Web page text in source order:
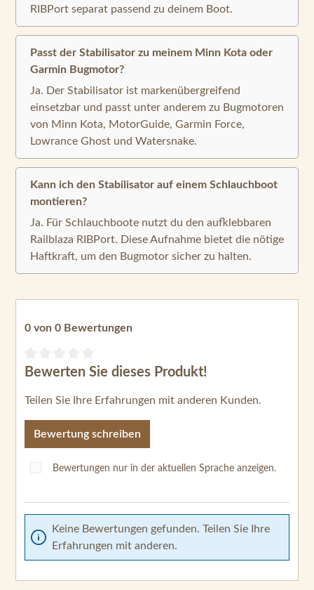
RIBPort separat passend zu deinem Boot.
Passt der Stabilisator zu meinem Minn Kota oder
Garmin Bugmotor?
Ja. Der Stabilisator ist markenübergreifend
einsetzbar und passt unter anderem zu Bugmotoren
von Minn Kota, MotorGuide, Garmin Force,
Lowrance Ghost und Watersnake.
Kann ich den Stabilisator auf einem Schlauchboot
montieren?
Ja. Für Schlauchboote nutzt du den aufklebbaren
Railblaza RIBPort. Diese Aufnahme bietet die nötige
Haftkraft, um den Bugmotor sicher zu halten.
0 von 0 Bewertungen
Durchschnittliche Bewertung von 0 von 5 Sternen
Bewerten Sie dieses Produkt!
Teilen Sie Ihre Erfahrungen mit anderen Kunden.
Bewertung schreiben
Bewertungen nur in der aktuellen Sprache anzeigen.
Keine Bewertungen gefunden. Teilen Sie Ihre
Erfahrungen mit anderen.